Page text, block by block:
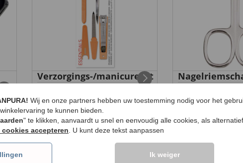
Verzorgings-/manicureset
99 € 99 €
Wij en onze partners hebben uw toestemming nodig voor het
te kunnen bieden.
" te klikken, aanvaardt u snel en eenvoudig alle cookies, als
accepteren . U kunt deze tekst aanpassen
Ik weiger